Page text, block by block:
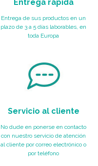
Entrega rápida
Entrega de sus productos en un
plazo de 3 a 5 días laborables, en
toda Europa
Servicio al cliente
No dude en ponerse en contacto
con nuestro servicio de atención
al cliente por correo electrónico o
por teléfono